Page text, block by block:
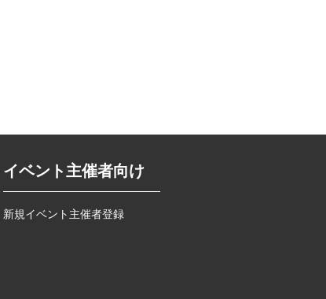
イベント主催者向け
新規イベント主催者登録